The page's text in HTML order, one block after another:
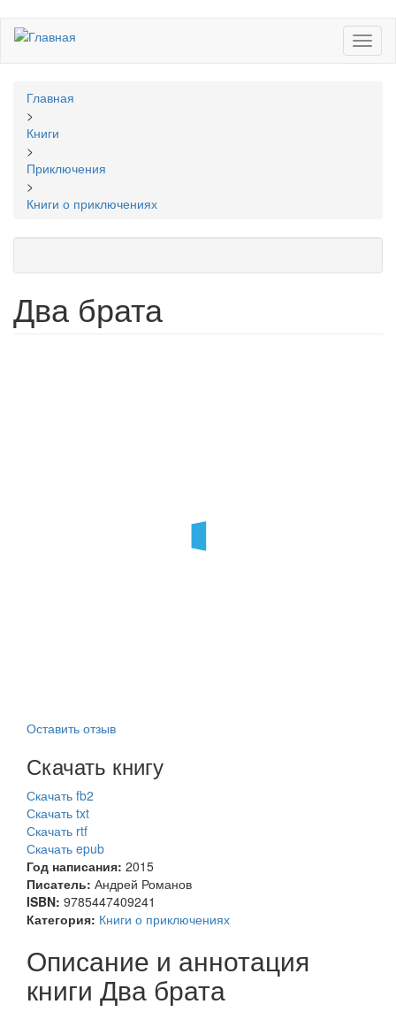
Перейти
основному
Вы
здесь
Главная
>
Книги
>
Приключения
>
Книги о приключениях
Два брата
Оставить отзыв
Скачать книгу
Скачать fb2
Скачать txt
Скачать rtf
Скачать epub
Год написания: 2015
Писатель: Андрей Романов
ISBN: 9785447409241
Категория: Книги о приключениях
Описание и аннотация
книги Два брата